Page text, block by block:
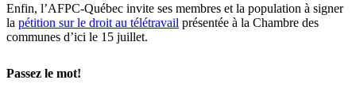
Enfin, l’AFPC-Québec invite ses membres et la population à signer
la pétition sur le droit au télétravail présentée à la Chambre des
communes d’ici le 15 juillet.
Passez le mot!